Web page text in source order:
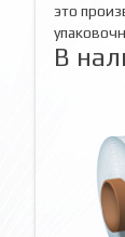
это
В